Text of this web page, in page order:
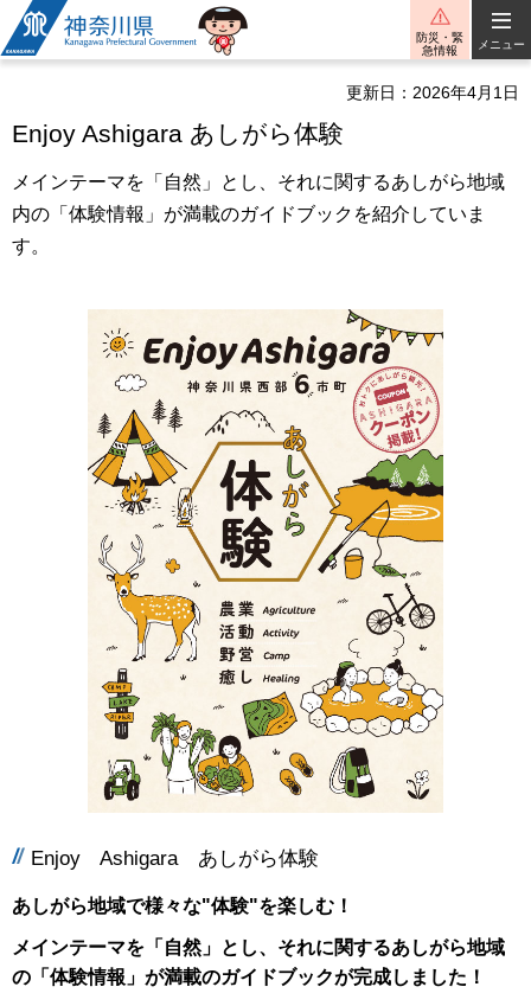
神奈川県
防災・緊
急情報
メニュー
更新日：2026年4月1日
Enjoy Ashigara あしがら体験
メインテーマを「自然」とし、それに関するあしがら地域
内の「体験情報」が満載のガイドブックを紹介していま
す。
Enjoy Ashigara あしがら体験
あしがら地域で様々な"体験"を楽しむ！
メインテーマを「自然」とし、それに関するあしがら地域
の「体験情報」が満載のガイドブックが完成しました！